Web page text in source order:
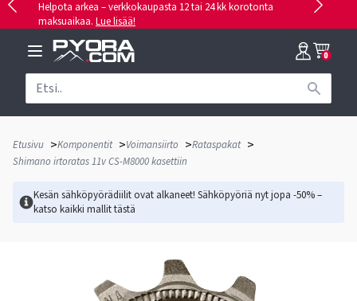
Helpota arkea – verkkokaupasta 12 tai 24 kk korotonta
maksuaikaa. Lue lisää!
0
Etusivu >Komponentit >Voimansiirto >Rataspakat >
Shimano irtoratas 11v CS-M8000 kasettiin
Kesän sähköpyörädiilit ovat alkaneet! Sähköpyöriä nyt jopa -50% –
katso kaikki mallittästä